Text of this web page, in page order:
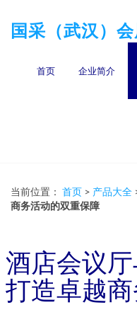
国采（武汉）
首页 企业简介
当前位置： 首页 > 产品大全
商务活动的双重保障
酒店会议
打造卓越